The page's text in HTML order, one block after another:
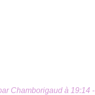
Chamborigaud à 19:14 -